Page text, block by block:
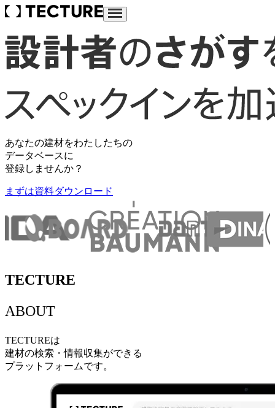
あなたの建材をわたしたちの
データベースに
登録しませんか？
まずは資料ダウンロード
TECTURE
ABOUT
TECTUREは
建材の検索・情報収集ができる
プラットフォームです。